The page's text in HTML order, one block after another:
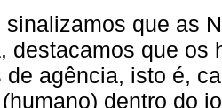
sinalizamos que as
destacamos que os
de agência, isto é,
dentro do